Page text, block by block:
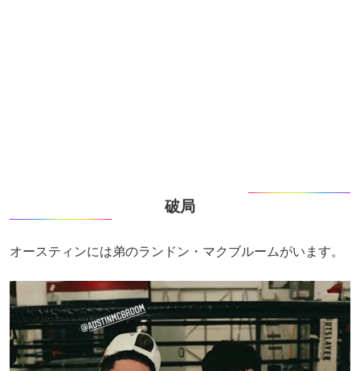
破局
オースティンには弟のランドン・マクブルームがいます。